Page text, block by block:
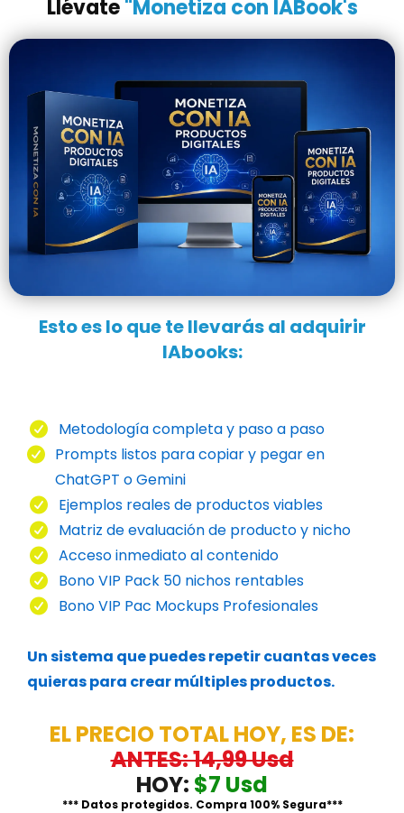
comprar. No se trata de teoría, sino de un
sistema práctico para transformar ideas en
Llévate"Monetiza con IABook's
Esto es lo que te llevarás al adquirir
IAbooks:
Metodología completa y paso a paso
Prompts listos para copiar y pegar en
ChatGPT o Gemini
Ejemplos reales de productos viables
Matriz de evaluación de producto y nicho
Acceso inmediato al contenido
Bono VIP Pack 50 nichos rentables
Bono VIP Pac Mockups Profesionales
Un sistema que puedes repetir cuantas veces
quieras para crear múltiples productos.
EL PRECIO TOTAL HOY, ES DE:
ANTES: 14,99 Usd
HOY: $7 Usd
*** Datos protegidos. Compra 100% Segura***